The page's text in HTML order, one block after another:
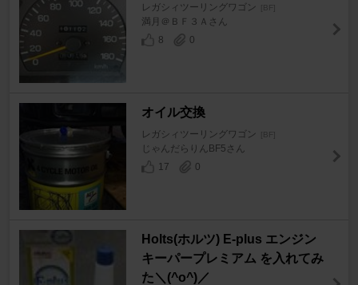
レガシィツーリングワゴン [BF]
満月＠ＢＦ３Ａさん
8
0
オイル交換
レガシィツーリングワゴン [BF]
じゃんだらりんBF5さん
17
0
Holts(ホルツ) E-plus エンジン
キーパープレミアム を入れてみ
た＼(^o^)／